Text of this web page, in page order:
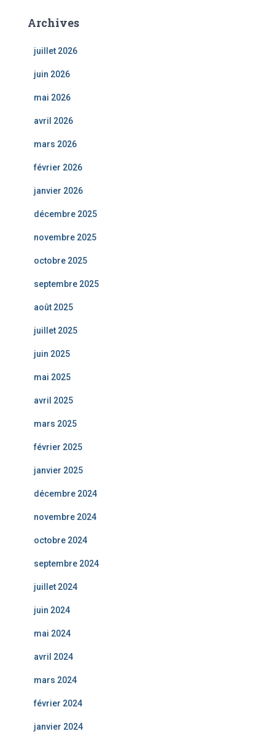
Archives
juillet 2026
juin 2026
mai 2026
avril 2026
mars 2026
février 2026
janvier 2026
décembre 2025
novembre 2025
octobre 2025
septembre 2025
août 2025
juillet 2025
juin 2025
mai 2025
avril 2025
mars 2025
février 2025
janvier 2025
décembre 2024
novembre 2024
octobre 2024
septembre 2024
juillet 2024
juin 2024
mai 2024
avril 2024
mars 2024
février 2024
janvier 2024